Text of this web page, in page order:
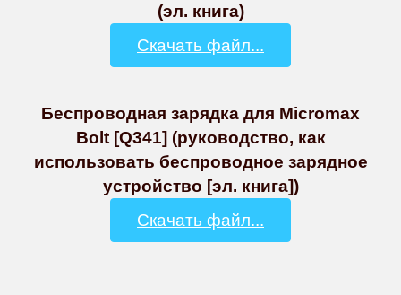
(эл. книга)
Скачать файл...
Беспроводная зарядка для Micromax
Bolt [Q341] (руководство, как
использовать беспроводное зарядное
устройство [эл. книга])
Скачать файл...